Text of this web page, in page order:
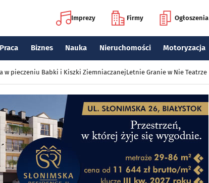
Imprezy Firmy Ogłoszenia
Praca Biznes Nauka Nieruchomości Motoryzacja
w pieczeniu Babki i Kiszki ZiemniaczanejLetnie Granie w Nie Teatrze